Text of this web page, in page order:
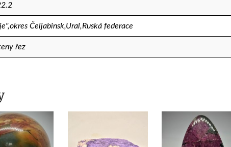
Čeljabinsk,Ural,Ruská federace
řez